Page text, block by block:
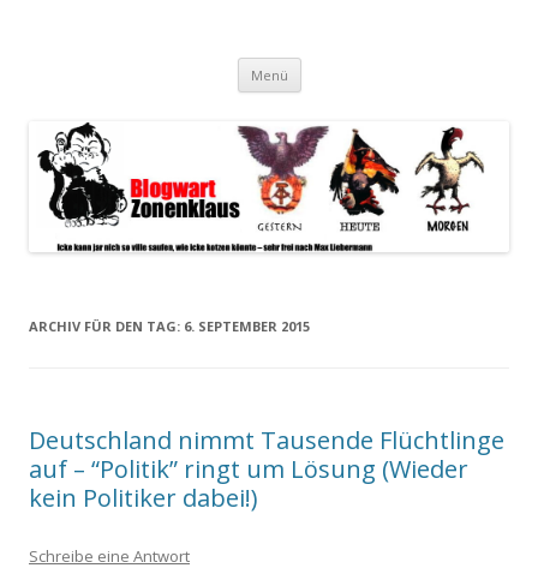
spiegeln im wesentlichen den Gesundheitszustand dieser unserer
Menü Zum
springen
ARCHIV FÜR DEN TAG: 6. SEPTEMBER 2015
Deutschland nimmt Tausende Flüchtlinge
auf – “Politik” ringt um Lösung (Wieder
kein Politiker dabei!)
Schreibe eine Antwort